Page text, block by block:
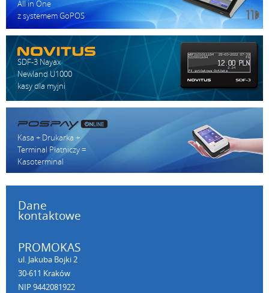
All in One
z systemem GoPOS
SDF-3 Nayax
Newland U1000
kasy dla myjni
Kasa + Drukarka +
Terminal Płatniczy =
Kasoterminal
Dane
kontaktowe
PROMOKAS
ul. Jakuba Bojki 2
30-611 Kraków
NIP 9442081922